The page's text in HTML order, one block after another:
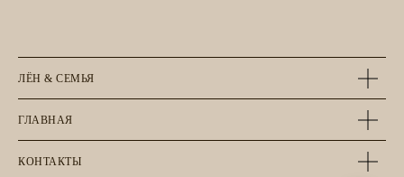
ЛЁН & СЕМЬЯ
ГЛАВНАЯ
КОНТАКТЫ